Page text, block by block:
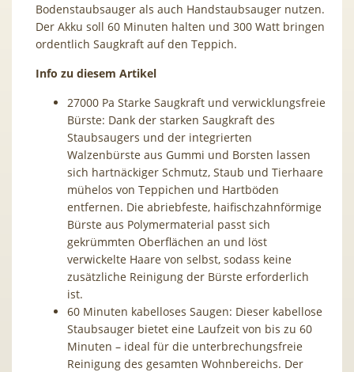
Bodenstaubsauger als auch Handstaubsauger nutzen.
Der Akku soll 60 Minuten halten und 300 Watt bringen
ordentlich Saugkraft auf den Teppich.
Info zu diesem Artikel
27000 Pa Starke Saugkraft und verwicklungsfreie
Bürste: Dank der starken Saugkraft des
Staubsaugers und der integrierten
Walzenbürste aus Gummi und Borsten lassen
sich hartnäckiger Schmutz, Staub und Tierhaare
mühelos von Teppichen und Hartböden
entfernen. Die abriebfeste, haifischzahnförmige
Bürste aus Polymermaterial passt sich
gekrümmten Oberflächen an und löst
verwickelte Haare von selbst, sodass keine
zusätzliche Reinigung der Bürste erforderlich
ist.
60 Minuten kabelloses Saugen: Dieser kabellose
Staubsauger bietet eine Laufzeit von bis zu 60
Minuten – ideal für die unterbrechungsfreie
Reinigung des gesamten Wohnbereichs. Der